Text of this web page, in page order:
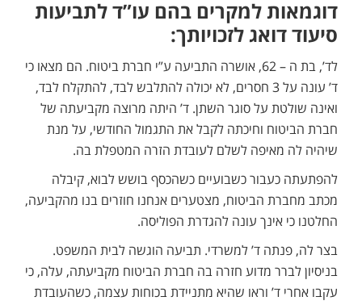
דוגמאות למקרים בהם עו”ד לתביעות
סיעוד דואג לזכויותך:
לד’, בת ה – 62, אושרה התביעה ע”י חברת ביטוח. הם מצאו כי
ד’ עונה על 3 חסרים, לא יכולה להתלבש לבד, להתקלח לבד,
ואינה שולטת על סוגר השתן. ד’ היתה מרוצה מקביעתה של
חברת הביטוח וחיכתה לקבל את התגמול החודשי, על מנת
שיהיה לה מאיפה לשלם לעובדת הזרה המטפלת בה.
להפתעתה כעבור כשבועיים כשהכסף בושש לבוא, קיבלה
מכתב מחברת הביטוח, מצטערים אנחנו חוזרים בנו מהקביעה,
החלטנו כי אינך עונה להגדרת הפוליסה.
בצר לה, פנתה ד’ למשרדי. תביעה הוגשה לבית המשפט.
בניסיון לברר מדוע חזרה בה חברת הביטוח מקביעתה, עלה, כי
עקבו אחרי ד’ וראו שהיא מתניידת בכוחות עצמה, כשהעובדת